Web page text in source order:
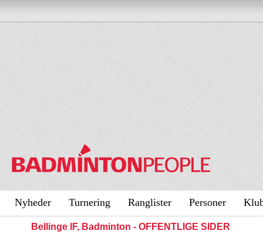
Nyheder Turnering Ranglister Personer
Bellinge IF, Badminton - OFFENTLIGE SIDER